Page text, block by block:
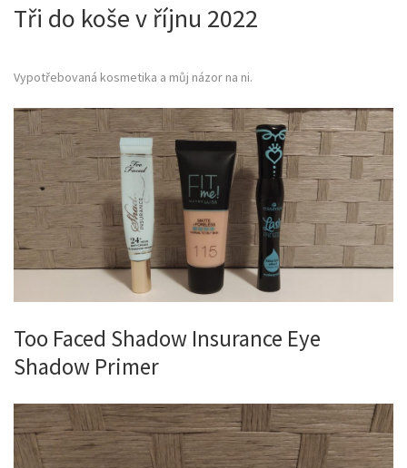
Tři do koše v říjnu 2022
Vypotřebovaná kosmetika a můj názor na ni.
Too Faced Shadow Insurance Eye
Shadow Primer